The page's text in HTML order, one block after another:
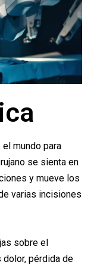
mundo para
se sienta en
y mueve los
varias incisiones
sobre el
pérdida de